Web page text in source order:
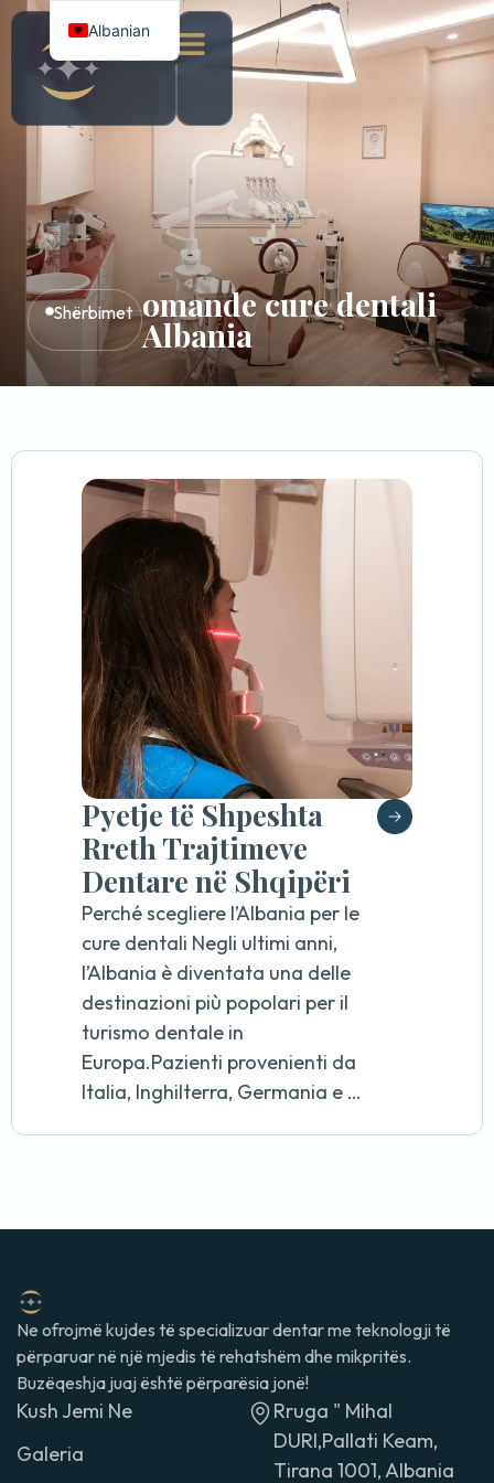
Shërbimet omande cure dentali
Albania
Pyetje të Shpeshta
Rreth Trajtimeve
Dentare në Shqipëri
Perché scegliere l’Albania per le
cure dentali Negli ultimi anni,
l’Albania è diventata una delle
destinazioni più popolari per il
turismo dentale in
Europa.Pazienti provenienti da
Italia, Inghilterra, Germania e …
Ne ofrojmë kujdes të specializuar dentar me teknologji të
përparuar në një mjedis të rehatshëm dhe mikpritës.
Buzëqeshja juaj është përparësia jonë!
Kush Jemi Ne
Galeria
Rruga " Mihal
DURI,Pallati Keam,
Tirana 1001, Albania
Albanian
Italian